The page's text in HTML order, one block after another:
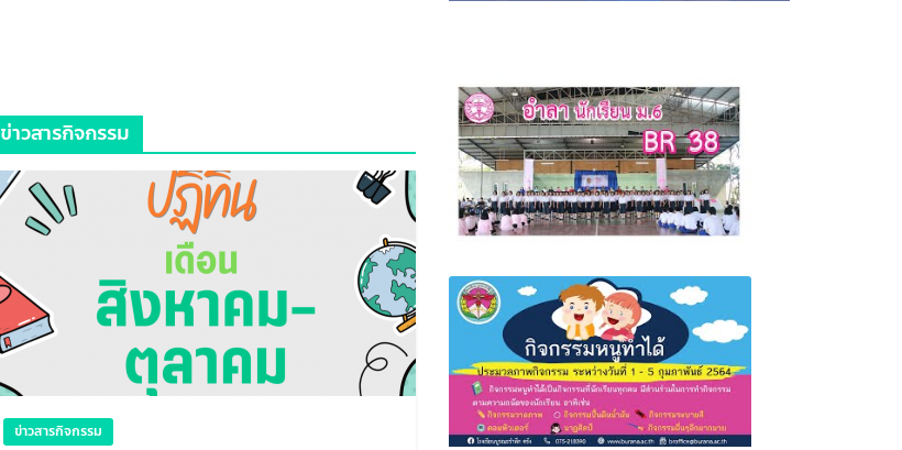
ข่าวสารกิจกรรม
ข่าวสารกิจกรรม
พิธีอำลานักเรียนมัธยมศึกษาปีที่ 6 รุ่นที่ 38